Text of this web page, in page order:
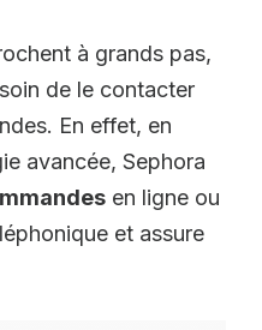
à grands pas,
de le contacter
En effet, en
avancée, Sephora
en ligne ou
et assure